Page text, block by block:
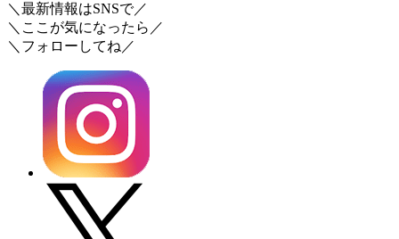
＼最新情報はSNSで／
＼ここが気になったら／
＼フォローしてね／